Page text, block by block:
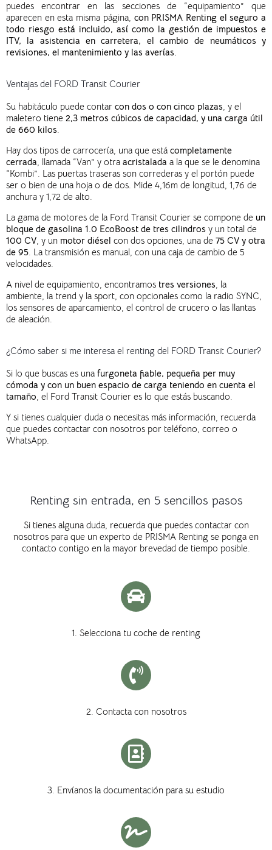
puedesencontraren las seccionesde “equipamiento” que
aparecen en esta misma página, con PRISMA Renting el seguro a
todo riesgo está incluido, así como la gestión de impuestos e
ITV, la asistencia en carretera, el cambio de neumáticos y
revisiones, el mantenimiento y las averías.
Ventajas del FORD Transit Courier
Su habitáculo puede contar con dos o con cinco plazas, y el
maletero tiene 2,3 metros cúbicos de capacidad, y una carga útil
de 660 kilos.
Hay dos tipos de carrocería, una que está completamente
cerrada, llamada “Van” y otra acristalada a la que se le denomina
“Kombi”. Las puertas traseras son correderas y el portón puede
ser o bien de una hoja o de dos. Mide 4,16m de longitud, 1,76 de
anchura y 1,72 de alto.
La gama de motores de la Ford Transit Courier se compone de un
bloque de gasolina 1.0 EcoBoost de tres cilindros y un total de
100 CV, y un motor diésel con dos opciones, una de 75 CV y otra
de 95. La transmisión es manual, con una caja de cambio de 5
velocidades.
A nivel de equipamiento, encontramos tres versiones, la
ambiente, la trend y la sport, con opcionales como la radio SYNC,
los sensores de aparcamiento, el control de crucero o las llantas
de aleación.
¿Cómo saber si me interesa el renting del FORD Transit Courier?
Si lo que buscas es una furgoneta fiable, pequeña per muy
cómoda y con un buen espacio de carga teniendo en cuenta el
tamaño, el Ford Transit Courier es lo que estás buscando.
Y si tienes cualquier duda o necesitas más información, recuerda
que puedes contactar con nosotros por teléfono, correo o
WhatsApp.
Renting sin entrada, en 5 sencillos pasos
Si tienes alguna duda, recuerda que puedes contactar con
nosotros para que un experto de PRISMA Renting se ponga en
contacto contigo en la mayor brevedad de tiempo posible.
1. Selecciona tu coche de renting
2. Contacta con nosotros
3. Envíanos la documentación para su estudio